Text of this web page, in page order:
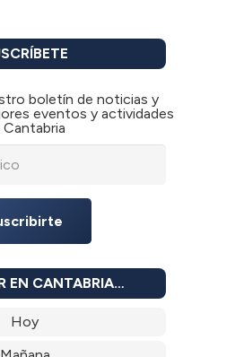
boletín de noticias y
eventos y actividades
Cantabria
EN CANTABRIA…
Hoy